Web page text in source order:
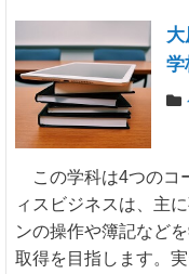
学
この学科は4つのコ
ィスビジネスは、主
ンの操作や簿記など
取得を目指します。